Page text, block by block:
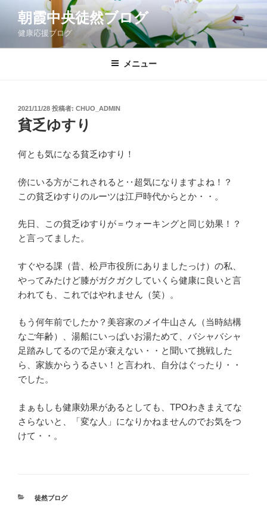
ン
朝霞中央徒然ブログ
健康応援ブログ
メニュー
投
稿
日:
2021/11/28 投稿者: CHUO_ADMIN
貧乏ゆすり
何とも気になる貧乏ゆすり！
傍にいる方がこれされると‥超気になりますよね！？
この貧乏ゆすりのルーツは江戸時代からとか・・。
先日、この貧乏ゆすりが＝ウォーキングと同じ効果！？
と言ってました。
すぐやる課（昔、松戸市役所にありましたっけ）の私、
やってみたけど膝がガクガクしていくら健康に良いと言
われても、これではやれません（笑）。
もう何年前でしたか？美容家のメイ牛山さん（当時結構
なご年齢）、湯船にいっぱいお湯ためて、バシャバシャ
足踏みしてるので足が衰えない・・と聞いて挑戦した
ら、家族からうるさい！と言われ、自分はぐったり・・
でした。
まぁもしも健康効果があるとしても、TPOわきまえてな
さらないと、「変な人」になりかねませんのでお気をつ
けて・・。
カ
徒然ブログ